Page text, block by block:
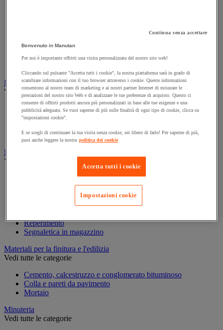
Lampadina
Proiettore da cantiere
Ingrassaggio e lubrificazione
Vedi tutte le categorie
Anti-aderente
Attrezzi per lubrificazione
Lubrificante e sbloccante
Marcatura
Vedi tutte le categorie
Marcatura industriale
Marcatura permanente
Marcatura temporanea
Reperimento
Segnaletica in magazzino
Materiali per la finitura e l'edilizia
Vedi tutte le categorie
Cemento, calcestruzzo e conglomerato bituminoso
Colla e pareti da pavimento
Mortaio
Minuteria
Vedi tutte le categorie
Continua senza accettare
Benvenuto in Manutan
Per noi è importante offrirti una visita personalizzata del nostro sito web!
Cliccando sul pulsante "Accetta tutti i cookie", la nostra piattaforma sarà in grado di
scambiare informazioni con il tuo browser attraverso i cookie. Queste informazioni
consentono al nostro team di marketing e ai nostri partner Internet di misurare le
prestazioni del nostro sito Web e di analizzare le tue preferenze di acquisto. Questo ci
consente di offrirti prodotti ancora più personalizzati in base alle tue esigenze e una
pubblicità adeguata. Se vuoi saperne di più sulle finalità di ogni tipo di cookie, clicca su
"impostazioni cookie".
E se scegli di continuare la tua visita senza cookie, sei libero di farlo! Per saperne di più,
puoi anche leggere la nostra politica dei cookie
Accetta tutti i cookie
Impostazioni cookie